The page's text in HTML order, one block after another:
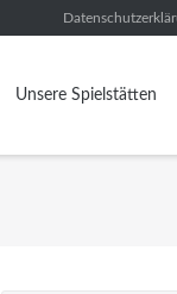
Unsere Spielstätten